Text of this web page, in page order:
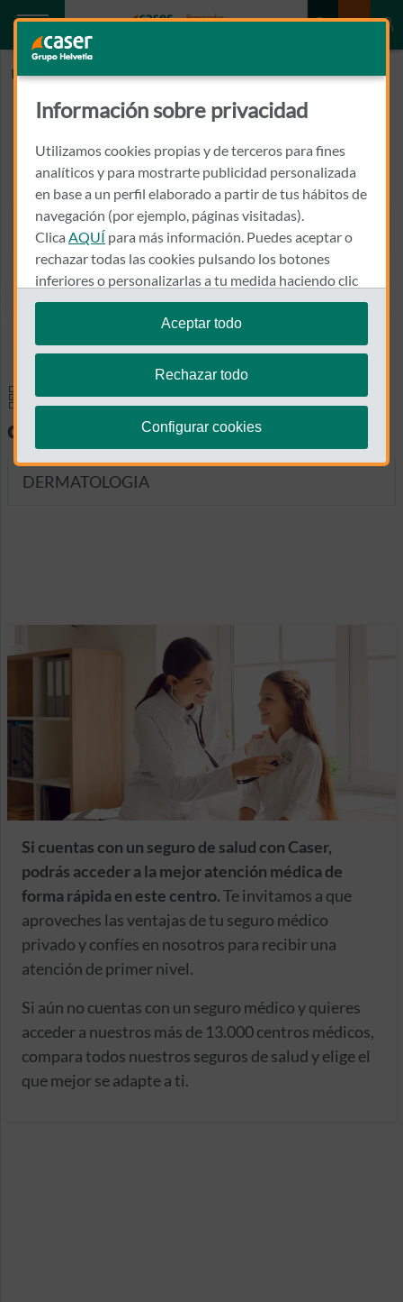
Inicio NAVARRO MIRA, MIGUEL ANGEL
NAVARRO MIRA, MIGUEL ANGEL
46004 - VALENCIA
963 521 694
Llamar a NAVARRO MIRA,
Ver el mapa en Google Maps
Especialidades y pruebas
diagnósticas
DERMATOLOGIA
Si cuentas con un seguro de salud con Caser,
podrás acceder a la mejor atención médica de
forma rápida en este centro.Te invitamos a que
aproveches las ventajas de tu seguro médico
privado y confíes en nosotros para recibir una
atención de primer nivel.
Si aún no cuentas con un seguro médico y quieres
acceder a nuestros más de 13.000 centros médicos,
compara todos nuestros seguros de salud y elige el
que mejor se adapte a ti.
Información sobre privacidad
Utilizamos cookies propias y de terceros para fines
analíticos y para mostrarte publicidad personalizada
en base a un perfil elaborado a partir de tus hábitos de
navegación (por ejemplo, páginas visitadas).
Clica AQUÍ para más información. Puedes aceptar o
rechazar todas las cookies pulsando los botones
inferiores o personalizarlas a tu medida haciendo clic
en"configurar cookies".
Te recordamos que puedes modificar tus ajustes de
cookies en cualquier momento en la sección
Aceptar todo
Rechazar todo
Configurar cookies